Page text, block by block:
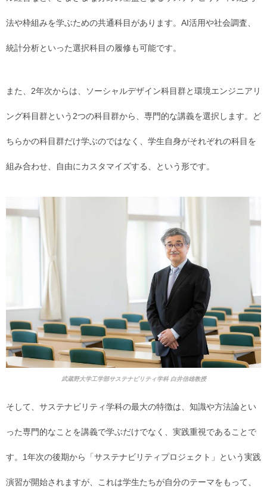
法や枠組みを学ぶための共通科目があります。AI活用や社会調査、
統計分析といった選択科目の履修も可能です。
また、2年次からは、ソーシャルデザイン科目群と環境エンジニアリ
ング科目群という2つの科目群から、専門的な講義を選択します。ど
ちらかの科目群だけ学ぶのではなく、学生自身がそれぞれの科目を
組み合わせ、自由にカスタマイズする、という形です。
武蔵野大学工学部サステナビリティ学科 白井信雄教授
そして、サステナビリティ学科の最大の特徴は、知識や方法論とい
った専門的なことを講義で学ぶだけでなく、実践重視であることで
す。1年次の後期から「サステナビリティプロジェクト」という実践
演習が開始されますが、これは学生たちが自分のテーマをもって、